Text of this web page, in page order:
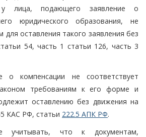
у лица, подающего заявление о
юридического образования, не
для оставления такого заявления без
54, часть 1 статьи 126, часть 3
о компенсации не соответствует
требованиям к его форме и
оставлению без движения на
КАС РФ, статьи 222.5 АПК РФ.
учитывать, что к документам,